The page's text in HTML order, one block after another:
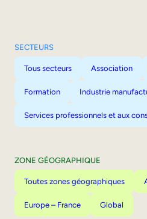
SECTEURS
Tous secteurs Association
Formation Industrie
Services professionnels et aux
ZONE GÉOGRAPHIQUE
Toutes zones géographiques
Europe – France Global